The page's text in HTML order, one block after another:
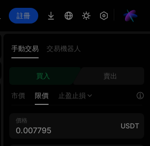
註冊
手動交易 交易機器人
買入 賣出
市價 限價 止盈止損
價格
USDT